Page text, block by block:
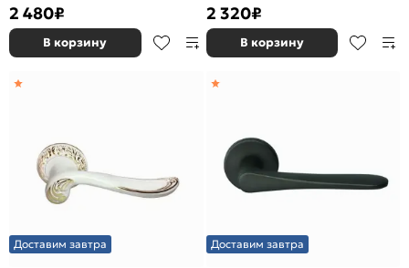
2 480₽
В корзину
2 320₽
В корзину
Доставим завтра Доставим завтра